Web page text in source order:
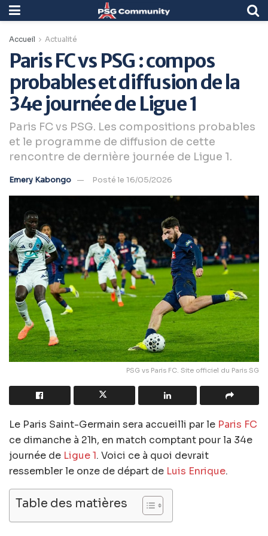
Accueil Actualité
Paris FC vs PSG : compos
probables et diffusion de la
34e journée de Ligue 1
Paris FC vs PSG. Les compositions probables
et le programme de diffusion de cette
rencontre de dernière journée de Ligue 1.
Emery Kabongo Posté le 16/05/2026
PSG vs Paris FC. Site officiel du Paris SG
Le Paris Saint-Germain sera accueilli par le Paris FC
ce dimanche à 21h, en match comptant pour la 34e
journée de Ligue 1. Voici ce à quoi devrait
ressembler le onze de départ de Luis Enrique.
Table des matières